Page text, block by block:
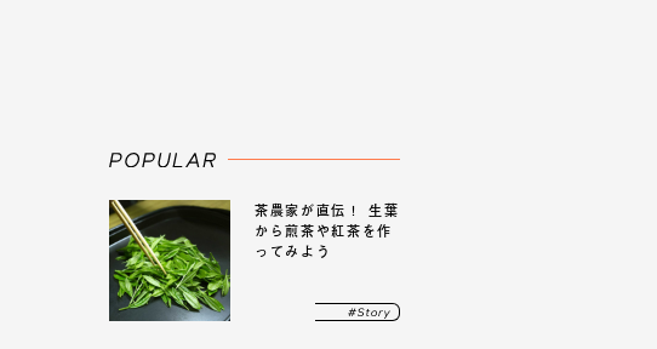
茶農家が直伝！ 生葉
から煎茶や紅茶を作
ってみよう